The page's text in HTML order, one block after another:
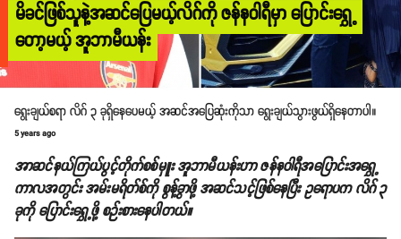
မိခင်ဖြစ်သူနဲ့အဆင်ပြေမယ့်လိဂ်ကို ဇန်နဝါရီမှာ ပြောင်းရွှေ့
တော့မယ့် အူဘာမီယန်း
ရွေးချယ်စရာ လိဂ် ၃ ခုရှိနေပေမယ့် အဆင်အပြေဆုံးကိုသာ ရွေးချယ်သွားဖွယ်ရှိနေတာပါ။
5 years ago
အာဆင်နယ်ကြယ်ပွင့်တိုက်စစ်မှူး အူဘာမီယန်းဟာ ဇန်နဝါရီအပြောင်းအရွှေ့
ကာလအတွင်း အမ်းမရိတ်စ်ကို စွန့်ခွာဖို့ အဆင်သင့်ဖြစ်နေပြီး ဥရောပက လိဂ် ၃
ခုကို ပြောင်းရွှေ့ဖို့ စဉ်းစားနေပါတယ်။